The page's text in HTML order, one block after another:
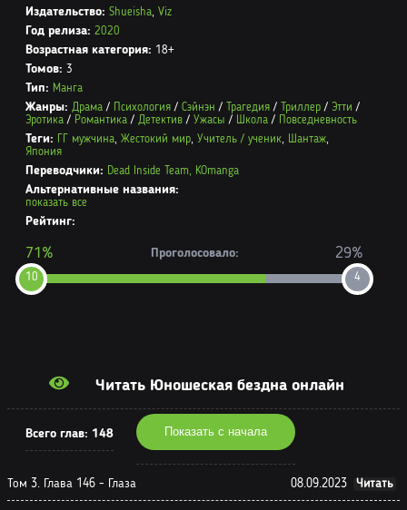
Издательство: Shueisha Viz
Год релиза: 2020
Возрастная категория: 18+
Томов: 3
Тип: Манга
Жанры: Драма / Психология / Сэйнэн / Трагедия / Триллер / Этти /
Эротика / Романтика / Детектив / Ужасы / Школа / Повседневность
Теги: ГГ мужчина Жестокий мир Учитель / ученик Шантаж
Япония
Переводчики: Dead Inside Team, KOmanga
Альтернативные названия:
показать все
Рейтинг:
10
71% Проголосовало:
4
29%
Читать Юношеская бездна онлайн
Всего глав: 148 Показать с начала
Том 3. Глава 146 - Глаза 08.09.2023 Читать